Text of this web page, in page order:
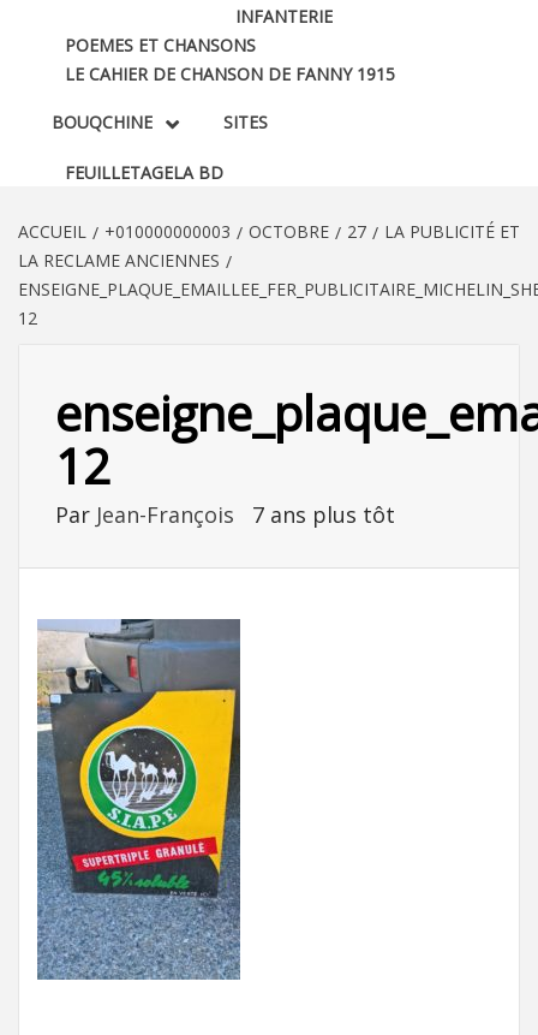
INFANTERIE
POEMES ET CHANSONS
LE CAHIER DE CHANSON DE FANNY 1915
BOUQCHINE
FEUILLETAGELA BD
SITES
ACCUEIL +010000000003 OCTOBRE 27
LA PUBLICITÉ ET
LA RECLAME ANCIENNES
12
12
Par Jean-François 7 ans plus tôt